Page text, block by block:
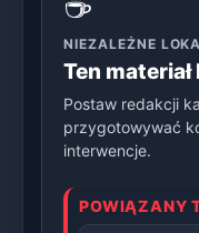
NIEZALEŻNE
Ten
Postaw redakcji
przygotowywać
interwencje.
POWIĄZANY